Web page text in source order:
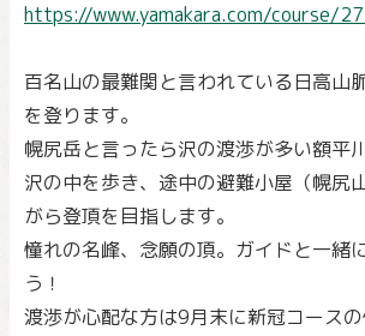
https://www.yamakara.com/course/
百名山の最難関と言われている日高山
を登ります。
幌尻岳と言ったら沢の渡渉が多い額平
沢の中を歩き、途中の避難小屋（幌尻
がら登頂を目指します。
憧れの名峰、念願の頂。ガイドと一緒
う！
渡渉が心配な方は9月末に新冠コース